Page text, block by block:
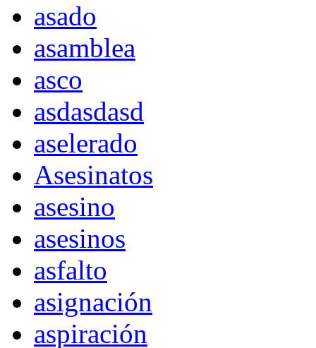
asado
asamblea
asco
asdasdasd
aselerado
Asesinatos
asesino
asesinos
asfalto
asignación
aspiración